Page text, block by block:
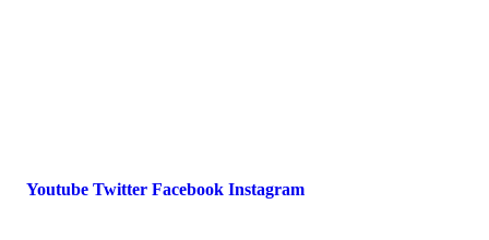
Youtube Twitter Facebook Instagram